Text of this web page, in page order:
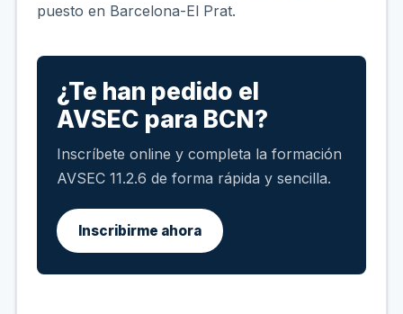
puesto en Barcelona-El Prat.
¿Te han pedido el
AVSEC para BCN?
Inscríbete online y completa la formación
AVSEC 11.2.6 de forma rápida y sencilla.
Inscribirme ahora